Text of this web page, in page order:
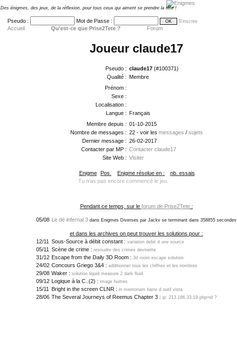
Des énigmes, des jeux, de la réflexion, pour tous ceux qui aiment se prendre la tête !
Pseudo : Mot de Passe : S'inscrire
Accueil Qu'est-ce que Prise2Tete ? Forum
Joueur claude17
Pseudo : claude17(#100371)
Qualité : Membre
Prénom :
Sexe :
Localisation :
Langue : Français
Membre depuis : 01-10-2015
Nombre de messages : 22 - voir les messages / sujets
Dernier message : 26-02-2017
Contacter par MP : Contacter claude17
Site Web : Visiter
Enigme Pos. Enigme résolue en :
nb. essais
Tu n'as pas encore commencé le jeu.
Pendant ce temps, sur le forum de Prise2Tete:
05/08 Le dé infernal 3 dans Enigmes Diverses par Jackv se terminant dans 358855 secondes
et dans les archives on peut trouver les solutions pour :
12/11 Sous-Source à débit constant : variation debit d une source
05/11 Scène de crime : resoudre des crimes devinette
31/12 Escape from the Daily 3D Room : 3d room escape solution
24/02 Concours Griego 3&4 : additionner tous les chiffres et les nombres
29/08 Waker : solution liquid measure 2 dark fluid
09/12 Logique à la C..(2) : image huitres
15/11 Bright in the screen CLNR : in memoriam barre d outil vista
28/06 The Several Journeys of Reemus Chapter 3 : ip: 213.186.33.19 php=id ?